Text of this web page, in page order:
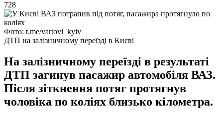
728
Фото: t.me/vartovi_kyiv
ДТП на залізничному переїзді в Києві
На залізничному переїзді в результаті
ДТП загинув пасажир автомобіля ВАЗ.
Після зіткнення потяг протягнув
чоловіка по коліях близько кілометра.